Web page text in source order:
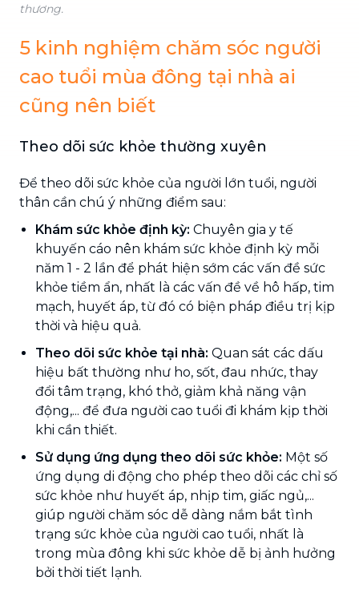
thương.
5 kinh nghiệm chăm sóc người
cao tuổi mùa đông tại nhà ai
cũng nên biết
Theo dõi sức khỏe thường xuyên
Để theo dõi sức khỏe của người lớn tuổi, người
thân cần chú ý những điểm sau:
Khám sức khỏe định kỳ: Chuyên gia y tế
khuyến cáo nên khám sức khỏe định kỳ mỗi
năm 1 - 2 lần để phát hiện sớm các vấn đề sức
khỏe tiềm ẩn, nhất là các vấn đề về hô hấp, tim
mạch, huyết áp, từ đó có biện pháp điều trị kịp
thời và hiệu quả.
Theo dõi sức khỏe tại nhà: Quan sát các dấu
hiệu bất thường như ho, sốt, đau nhức, thay
đổi tâm trạng, khó thở, giảm khả năng vận
động,... để đưa người cao tuổi đi khám kịp thời
khi cần thiết.
Sử dụng ứng dụng theo dõi sức khỏe: Một số
ứng dụng di động cho phép theo dõi các chỉ số
sức khỏe như huyết áp, nhịp tim, giấc ngủ,...
giúp người chăm sóc dễ dàng nắm bắt tình
trạng sức khỏe của người cao tuổi, nhất là
trong mùa đông khi sức khỏe dễ bị ảnh hưởng
bởi thời tiết lạnh.